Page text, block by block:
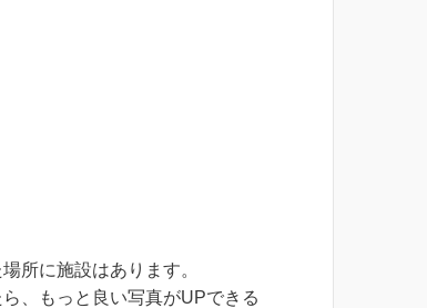
所に施設はあります。
、もっと良い写真がUPできる